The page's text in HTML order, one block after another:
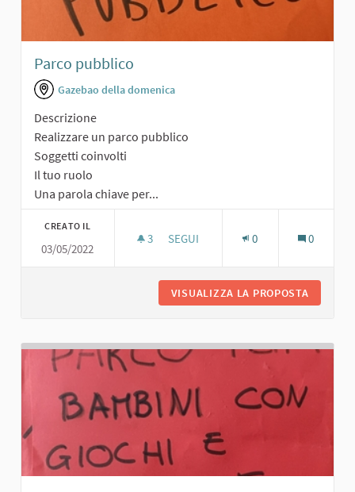
Parco pubblico
Gazebao della domenica
Descrizione
Realizzare un parco pubblico
Soggetti coinvolti
Il tuo ruolo
Una parola chiave per...
CREATO IL
03/05/2022
3 3 SOSTENITORI
SEGUI 0 0
VISUALIZZA LA PROPOSTA